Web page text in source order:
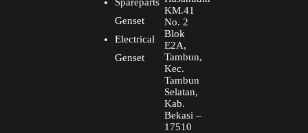
Genset
Electrical
Genset
KM.41
No. 2
Blok
E2A,
Tambun,
Kec.
Tambun
Selatan,
Kab.
Bekasi –
17510